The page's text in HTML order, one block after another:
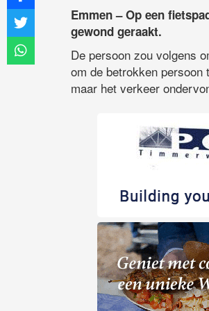
Emmen – Op een
gewond geraakt.
De persoon zou volgens
om de betrokken
maar het verkeer